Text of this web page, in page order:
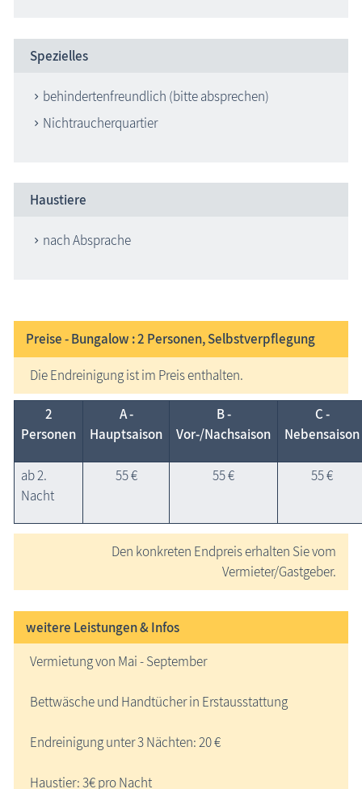
Spezielles
behindertenfreundlich (bitte absprechen)
Nichtraucherquartier
Haustiere
nach Absprache
Preise - Bungalow : 2 Personen, Selbstverpflegung
Die Endreinigung ist im Preis enthalten.
2
Personen
A -
Hauptsaison
B -
Vor-/Nachsaison
C -
Nebensaison
ab 2.
Nacht
55 € 55 € 55 €
Den konkreten Endpreis erhalten Sie vom
Vermieter/Gastgeber.
weitere Leistungen & Infos
Vermietung von Mai - September
Bettwäsche und Handtücher in Erstausstattung
Endreinigung unter 3 Nächten: 20 €
Haustier: 3€ pro Nacht